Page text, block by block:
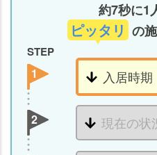
約7秒に1
ピッタリ の
STEP
1
2